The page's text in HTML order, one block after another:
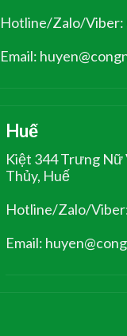
Hotline/Zalo/Viber:
Email:
Huế
Kiệt 344 Trưng
Thủy, Huế
Hotline/Zalo/
Email: